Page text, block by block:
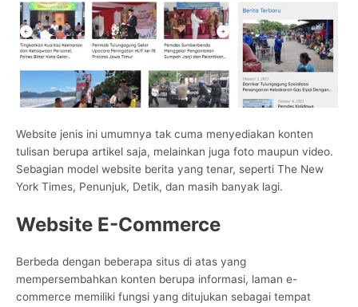
Website jenis ini umumnya tak cuma menyediakan konten
tulisan berupa artikel saja, melainkan juga foto maupun video.
Sebagian model website berita yang tenar, seperti The New
York Times, Penunjuk, Detik, dan masih banyak lagi.
Website E-Commerce
Berbeda dengan beberapa situs di atas yang
mempersembahkan konten berupa informasi, laman e-
commerce memiliki fungsi yang ditujukan sebagai tempat